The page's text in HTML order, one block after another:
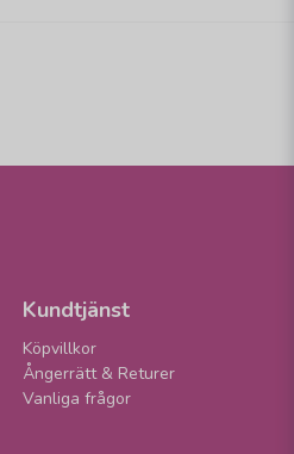
Kundtjänst
Köpvillkor
Ångerrätt & Returer
Vanliga frågor